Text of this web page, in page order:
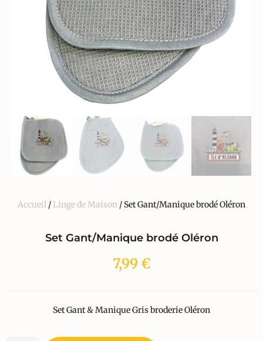
Accueil / Linge de Maison / Set Gant/Manique brodé Oléron
Set Gant/Manique brodé Oléron
7,99 €
Set Gant & Manique Gris broderie Oléron